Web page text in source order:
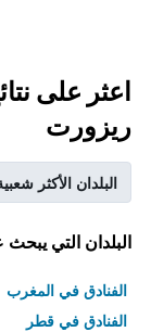
اعثر على
ريزورت
البلدان الأكثر
البلدان التي
الفنادق في المغرب
الفنادق في قطر